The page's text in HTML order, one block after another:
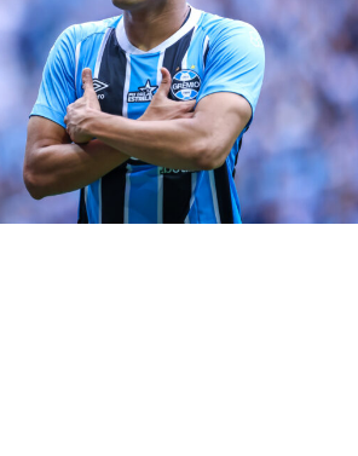
volta a campo no próximo domingo
no Rio de Janeiro, quando estreia
bola vai rolar a partir das 16h
Renato deve mandar a campo o que